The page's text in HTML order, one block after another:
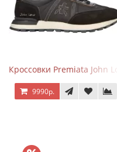
Кроссовки Premiata John
9990р.